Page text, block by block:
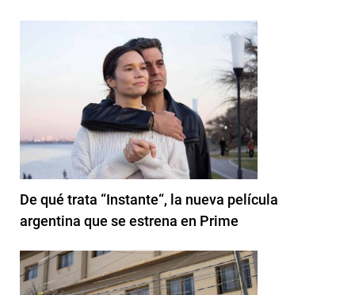
De qué trata “Instante“, la nueva película
argentina que se estrena en Prime